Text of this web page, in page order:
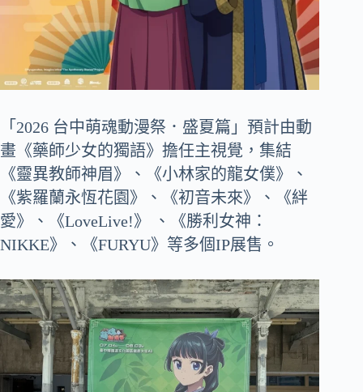
「2026 台中萌魂動漫祭．盛夏篇」預計由動
畫《藥師少女的獨語》擔任主視覺，集結
《靈異教師神眉》、《小林家的龍女僕》、
《紫羅蘭永恆花園》、《初音未來》、《絆
愛》、《LoveLive!》 、《勝利女神：
NIKKE》、《FURYU》等多個IP展售。